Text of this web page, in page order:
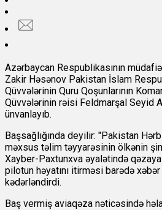
Azərbaycan Respublikasının
Zakir Həsənov Pakistan İslam
Qüvvələrinin Quru Qoşunlarının
Qüvvələrinin rəisi Feldmarşal Seyid
ünvanlayıb.
Başsağlığında deyilir: "Pakistan
məxsus təlim təyyarəsinin ölkənin
Xayber-Paxtunxva əyalətində
pilotun həyatını itirməsi barədə
kədərləndirdi.
Baş vermiş aviaqəza nəticəsində